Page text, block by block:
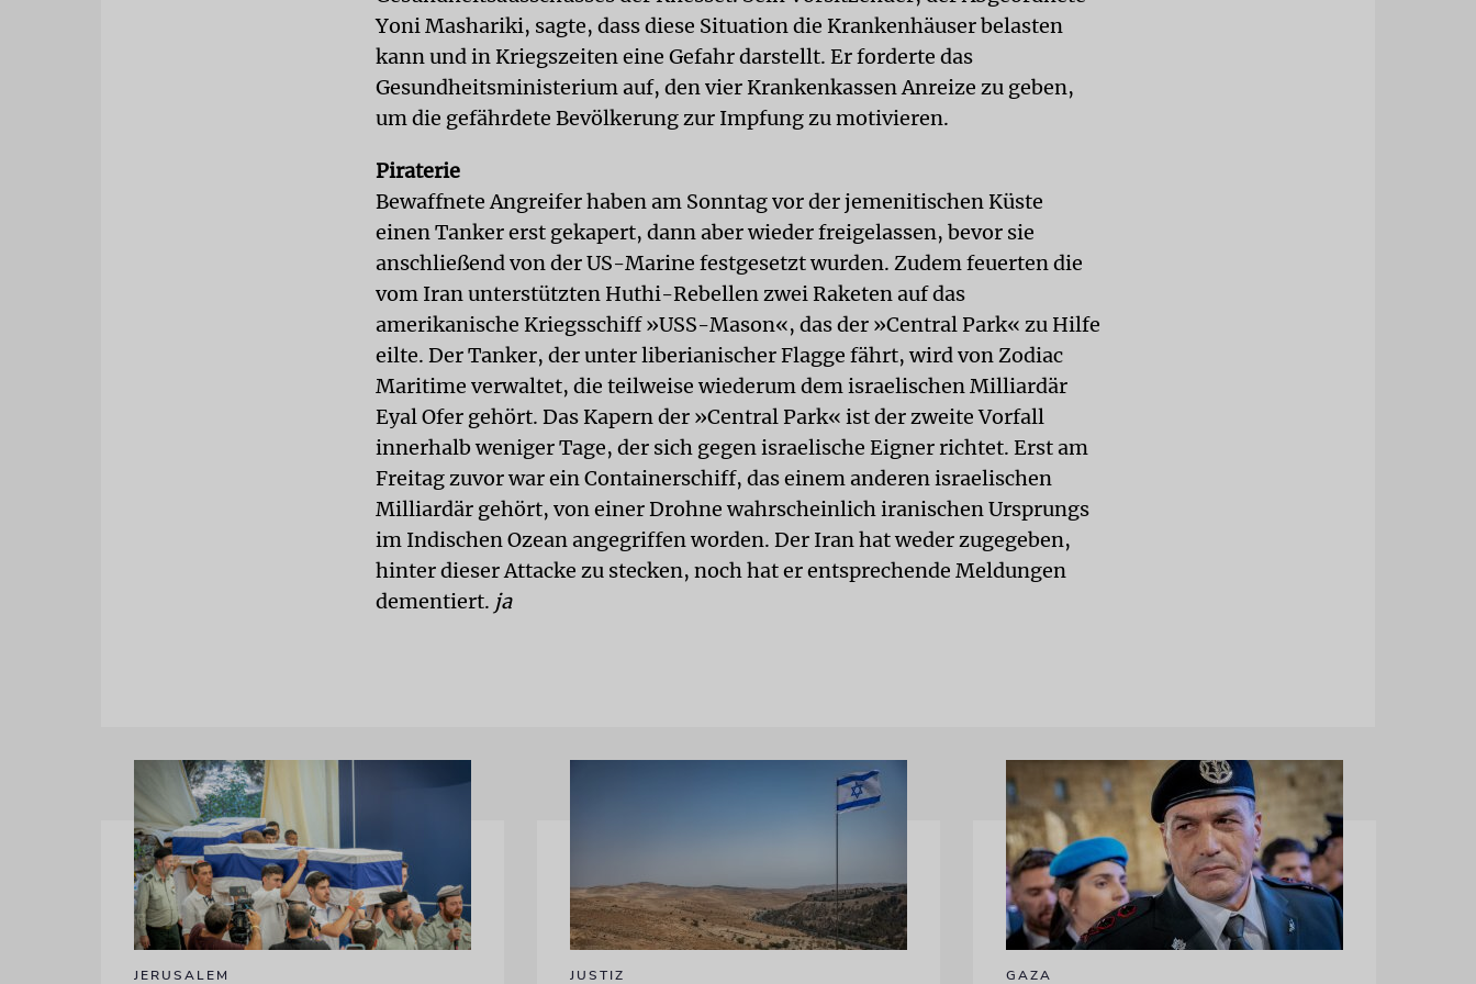
Yoni Mashariki, sagte, dass diese Situation die Krankenhäuser belasten
kann und in Kriegszeiten eine Gefahr darstellt. Er forderte das
Gesundheitsministerium auf, den vier Krankenkassen Anreize zu geben,
um die gefährdete Bevölkerung zur Impfung zu motivieren.
Piraterie
Bewaffnete Angreifer haben am Sonntag vor der jemenitischen Küste
einen Tanker erst gekapert, dann aber wieder freigelassen, bevor sie
anschließend von der US-Marine festgesetzt wurden. Zudem feuerten die
vom Iran unterstützten Huthi-Rebellen zwei Raketen auf das
amerikanische Kriegsschiff »USS-Mason«, das der »Central Park« zu Hilfe
eilte. Der Tanker, der unter liberianischer Flagge fährt, wird von Zodiac
Maritime verwaltet, die teilweise wiederum dem israelischen Milliardär
Eyal Ofer gehört. Das Kapern der »Central Park« ist der zweite Vorfall
innerhalb weniger Tage, der sich gegen israelische Eigner richtet. Erst am
Freitag zuvor war ein Containerschiff, das einem anderen israelischen
Milliardär gehört, von einer Drohne wahrscheinlich iranischen Ursprungs
im Indischen Ozean angegriffen worden. Der Iran hat weder zugegeben,
hinter dieser Attacke zu stecken, noch hat er entsprechende Meldungen
dementiert. ja
JERUSALEM JUSTIZ GAZA